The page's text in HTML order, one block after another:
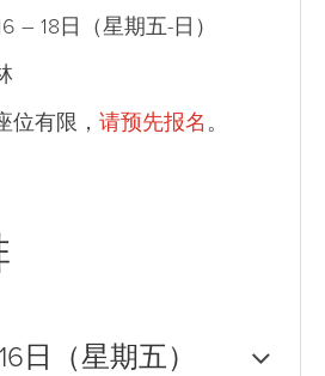
– 18日（星期五-日）
位有限， 请预先报名。
日（星期五）